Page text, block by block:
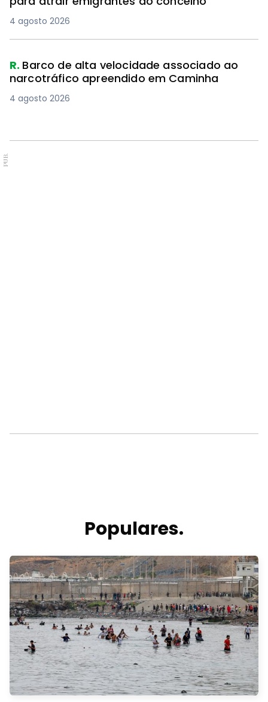
4 agosto 2026
R. Barco de alta velocidade associado ao
narcotráfico apreendido em Caminha
4 agosto 2026
PUB.
Populares.